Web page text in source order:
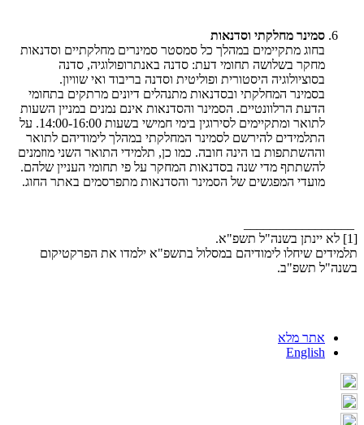
סמינר מחלקתי וסדנאות
בחוג מתקיימים במהלך כל סמסטר סמינרים מחלקתיים וסדנאות
מחקר בשלושה תחומי דעת: סדנה באנתרופולוגיה, סדנה
בסוציולוגיה היסטורית ופוליטית וסדנה בריבוד ואי שוויון.
​בסמינר המחלקתי ובסדנאות מתנהלים דיונים מרתקים בתחומי
הדעת הרלוונטיים. הסמינר והסדנאות אינם נמנים במניין השעות
לתואר ומתקיימים לסירוגין בימי חמישי בשעות 14:00-16:00. על
התלמידים להירשם לסמינר המחלקתי במהלך לימודיהם לתואר
וההשתתפות בו הינה חובה. כמו כן, תלמידי התואר השני מוזמנים
להשתתף מדי שנה בסדנאות המחקר על פי תחומי העניין שלהם.
מועדי המפגשים של הסמינר והסדנאות מתפרסמים באתר החוג.
[1] לא יינתן בשנה"ל תשפ"א.
תלמידים שיחלו לימודיהם במסלול בתשפ"א ילמדו את הפרקטיקום
בשנה"ל תשפ"ב.
אתר מלא
English